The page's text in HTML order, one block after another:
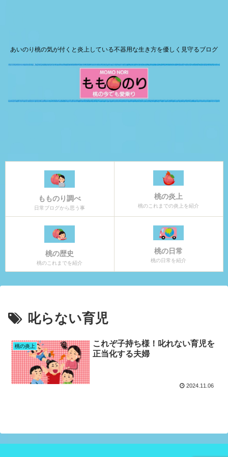
あいのり桃の気が付くと炎上している不器用な生き方を優しく見守るブログ
もものり調べ
日常ブログから思う事
桃の炎上
桃のこれまでの炎上を紹介
桃の歴史
桃のこれまでを紹介
桃の日常
桃の日常を紹介
叱らない育児
桃の炎上
これぞ子持ち様！叱れない育児を
正当化する夫婦
2024.11.06